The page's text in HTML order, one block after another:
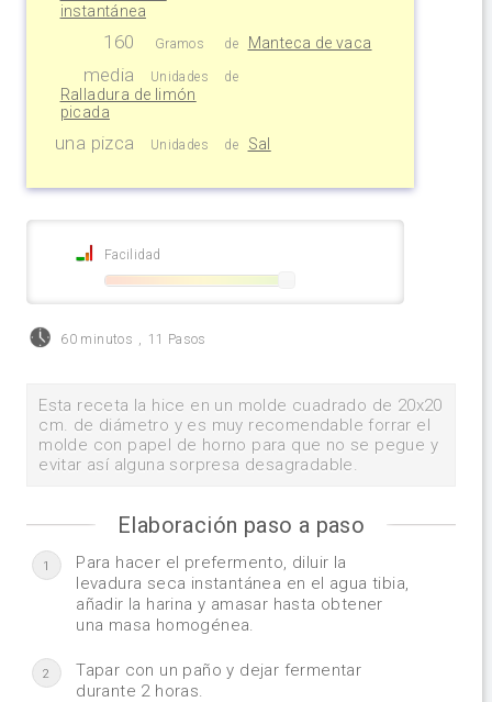
instantánea
160 Gramos de Manteca de vaca
media Unidades de
Ralladura de limón
picada
una pizca Unidades de Sal
Facilidad
60 minutos , 11 Pasos
Esta receta la hice en un molde cuadrado de 20x20
cm. de diámetro y es muy recomendable forrar el
molde con papel de horno para que no se pegue y
evitar así alguna sorpresa desagradable.
Elaboración paso a paso
1
Para hacer el prefermento, diluir la
levadura seca instantánea en el agua tibia,
añadir la harina y amasar hasta obtener
una masa homogénea.
2
Tapar con un paño y dejar fermentar
durante 2 horas.